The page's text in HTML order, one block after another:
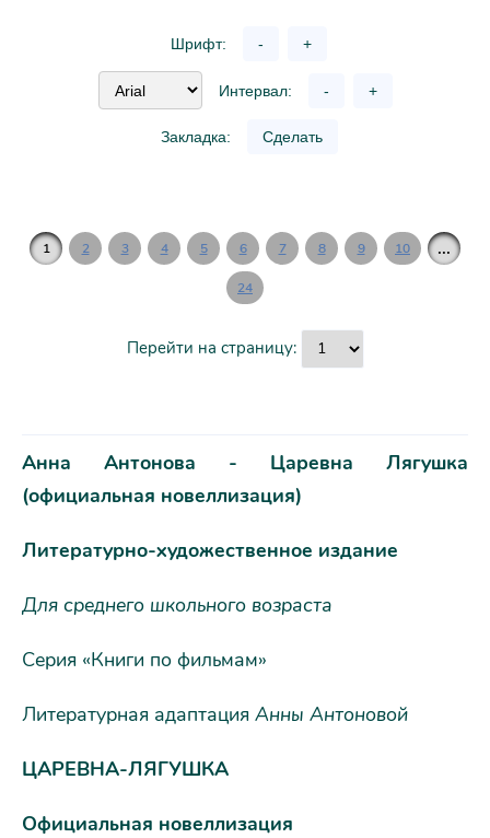
Шрифт: - +
Интервал: - +
Закладка: Сделать
1 2 3 4 5 6 7 8 9 10 ...
24
Перейти на страницу:
Анна Антонова - Царевна Лягушка
(официальная новеллизация)
Литературно-художественное издание
Для среднего школьного возраста
Серия «Книги по фильмам»
Литературная адаптация Анны Антоновой
ЦАРЕВНА-ЛЯГУШКА
Официальная новеллизация